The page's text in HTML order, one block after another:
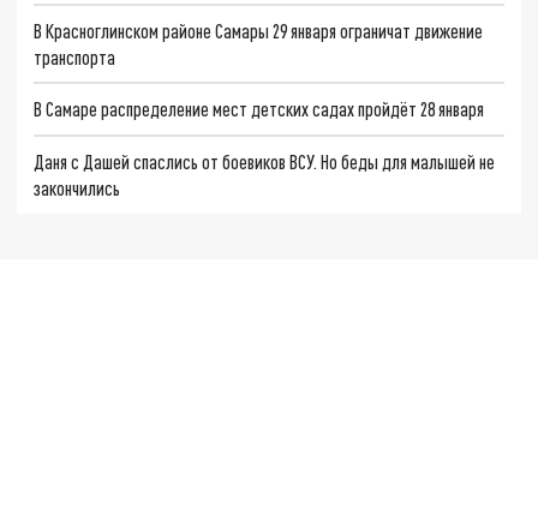
В Красноглинском районе Самары 29 января ограничат движение
транспорта
В Самаре распределение мест детских садах пройдёт 28 января
Даня с Дашей спаслись от боевиков ВСУ. Но беды для малышей не
закончились